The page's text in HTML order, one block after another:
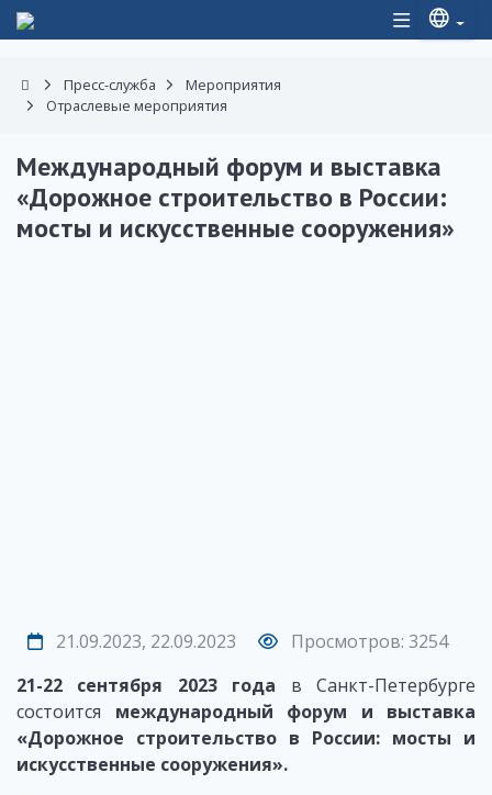
Пресс-служба
Мероприятия
Отраслевые мероприятия
Международный форум и выставка
«Дорожное строительство в России:
мосты и искусственные сооружения»
21.09.2023, 22.09.2023
Просмотров: 3254
21-22 сентября 2023 года в Санкт-Петербурге
состоится международный форум и выставка
«Дорожное строительство в России: мосты и
искусственные сооружения».